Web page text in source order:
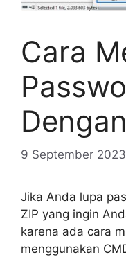
Cara
9 September 2023
Jika Anda lupa
ZIP yang ingin
karena ada cara
menggunakan